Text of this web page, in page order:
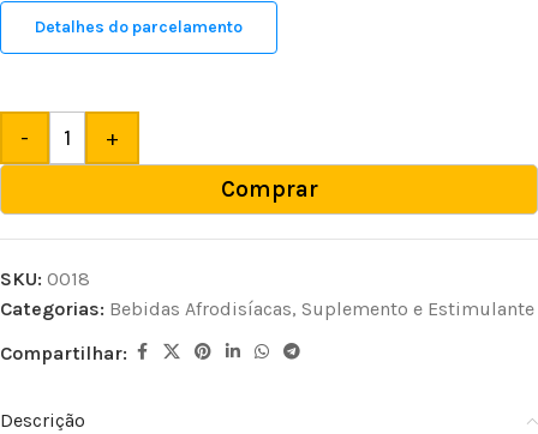
Detalhes do parcelamento
-
+
Comprar
SKU: 0018
Categorias: Bebidas Afrodisíacas, Suplemento e Estimulante
Compartilhar:
Descrição